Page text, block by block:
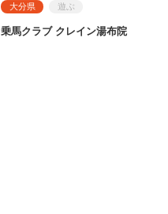
大分県 遊ぶ
乗馬クラブ クレイン湯布院